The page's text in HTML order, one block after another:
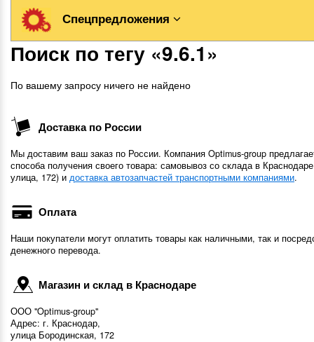
Спецпредложения
Поиск по тегу «9.6.1»
По вашему запросу ничего не найдено
Доставка по России
Мы доставим ваш заказ по России. Компания Optimus-group
способа получения своего товара: самовывоз со склада в
улица, 172) и доставка автозапчастей транспортными компаниями.
Оплата
Наши покупатели могут оплатить товары как наличными, так и
денежного перевода.
Магазин и склад в Краснодаре
ООО "Optimus-group"
Адрес: г. Краснодар,
улица Бородинская, 172